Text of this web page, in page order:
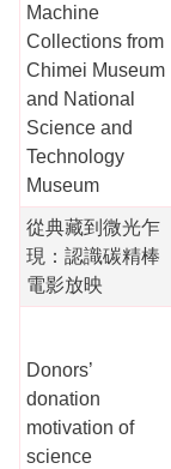
Machine
Collections from
Chimei Museum
and National
Science and
Technology
Museum
從典藏到微光乍
現：認識碳精棒
電影放映
Donors’
donation
motivation of
science